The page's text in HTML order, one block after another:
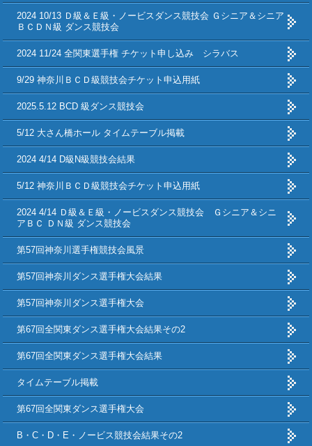
2024 10/13 Ｄ級＆Ｅ級・ノービスダンス競技会 Ｇシニア＆シニア
ＢＣＤＮ級 ダンス競技会
2024 11/24 全関東選手権 チケット申し込み シラバス
9/29 神奈川ＢＣＤ級競技会チケット申込用紙
2025.5.12 BCD 級ダンス競技会
5/12 大さん橋ホール タイムテーブル掲載
2024 4/14 D級N級競技会結果
5/12 神奈川ＢＣＤ級競技会チケット申込用紙
2024 4/14 Ｄ級＆Ｅ級・ノービスダンス競技会 Ｇシニア＆シニ
アＢＣ ＤＮ級 ダンス競技会
第57回神奈川選手権競技会風景
第57回神奈川ダンス選手権大会結果
第57回神奈川ダンス選手権大会
第67回全関東ダンス選手権大会結果その2
第67回全関東ダンス選手権大会結果
タイムテーブル掲載
第67回全関東ダンス選手権大会
B・C・D・E・ノービス競技会結果その2